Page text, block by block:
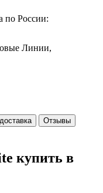
по России:
Линии,
Отзывы
купить в